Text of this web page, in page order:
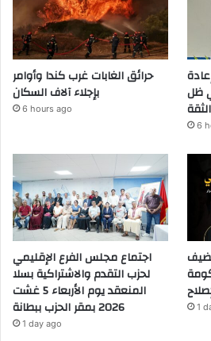
حرائق الغابات غرب كندا وأوامر
بإجلاء آلاف السكان
6 hours ago
ظل
6
اجتماع مجلس الفرع الإقليمي
لحزب التقدم والاشتراكية بسلا
المنعقد يوم الأربعاء 5 غشت
2026 بمقر الحزب ببطانة
1 day ago
1